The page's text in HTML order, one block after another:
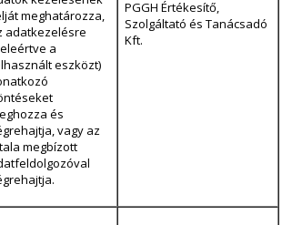
meghatározza,
adatkezelésre
a
eszközt)
és
vagy az
megbízott
PGGH Értékesítő,
Szolgáltató és Tanácsadó
Kft.